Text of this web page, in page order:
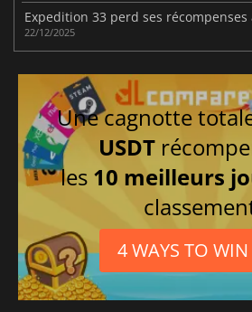
22/12/2025
Une cagnotte
USDT
les 10 meilleurs
4 WAYS TO